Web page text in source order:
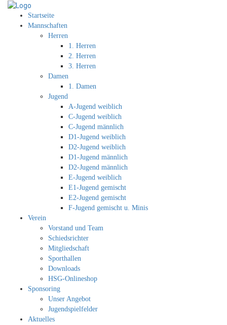
Startseite
Mannschaften
Herren
1. Herren
2. Herren
3. Herren
Damen
1. Damen
Jugend
A-Jugend weiblich
C-Jugend weiblich
C-Jugend männlich
D1-Jugend weiblich
D2-Jugend weiblich
D1-Jugend männlich
D2-Jugend männlich
E-Jugend weiblich
E1-Jugend gemischt
E2-Jugend gemischt
F-Jugend gemischt u. Minis
Verein
Vorstand und Team
Schiedsrichter
Mitgliedschaft
Sporthallen
Downloads
HSG-Onlineshop
Sponsoring
Unser Angebot
Jugendspielfelder
Aktuelles